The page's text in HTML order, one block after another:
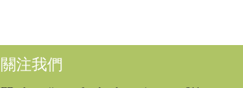
關注我們